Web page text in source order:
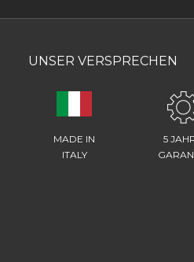
UNSER VERSPRECHEN
MADE IN
ITALY
5